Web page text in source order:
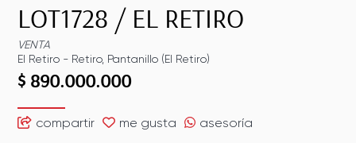
LOT1728 / EL RETIRO
VENTA
El Retiro - Retiro, Pantanillo (El Retiro)
$ 890.000.000
compartir me gusta asesoría